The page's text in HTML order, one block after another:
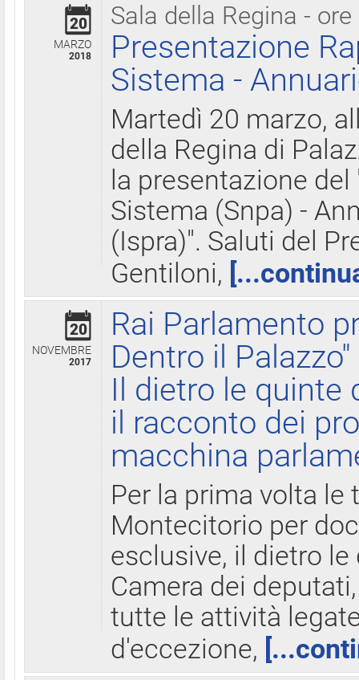
Sala della Regina - ore
20
MARZO
2018
Presentazione
Sistema -
Martedì 20 marzo,
della Regina di
la presentazione
Sistema (Snpa) -
(Ispra)". Saluti del
Gentiloni,
20
NOVEMBRE
2017
Rai Parlamento
Dentro il Palazzo"
Il dietro le quinte
il racconto dei
macchina
Per la prima volta le
Montecitorio per
esclusive, il dietro
Camera dei
tutte le attività
d'eccezione,